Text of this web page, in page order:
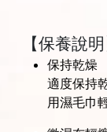
【保養說明
保持乾燥
適度保持
用濕毛巾